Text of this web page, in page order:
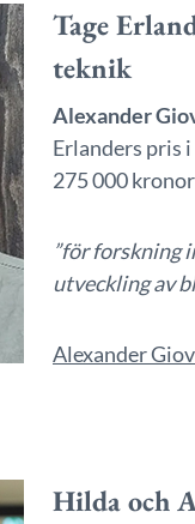
Tage
teknik
Alexander
Erlanders pris
275 000 kronor
”för forskning
utveckling av
Alexander
Hilda och